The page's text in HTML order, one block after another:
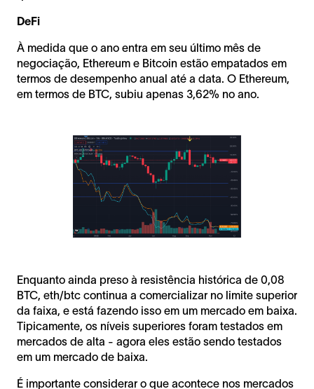
DeFi
À medida que o ano entra em seu último mês de
negociação, Ethereum e Bitcoin estão empatados em
termos de desempenho anual até a data. O Ethereum,
em termos de BTC, subiu apenas 3,62% no ano.
Enquanto ainda preso à resistência histórica de 0,08
BTC, eth/btc continua a comercializar no limite superior
da faixa, e está fazendo isso em um mercado em baixa.
Tipicamente, os níveis superiores foram testados em
mercados de alta - agora eles estão sendo testados
em um mercado de baixa.
É importante considerar o que acontece nos mercados